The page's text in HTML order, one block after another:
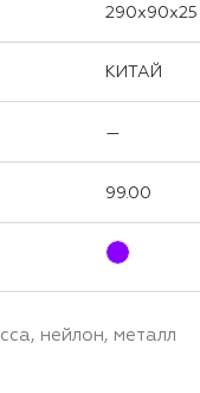
290x90x25
КИТАЙ
—
99.00
нейлон, металл